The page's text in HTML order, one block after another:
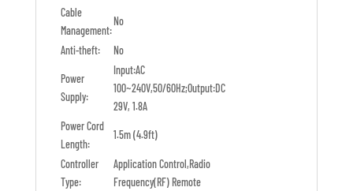
Cable
Management:
No
Anti-theft: No
Power
Supply:
Input:AC
100~240V,50/60Hz;Output:DC
29V, 1.8A
Power Cord
Length:
1.5m (4.9ft)
Controller
Type:
Application Control,Radio
Frequency(RF) Remote